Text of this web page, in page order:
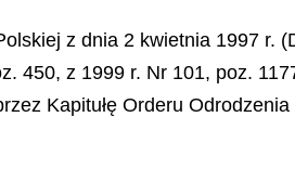
z dnia 2 kwietnia 1997 r.
450, z 1999 r. Nr 101, poz.
Kapitułę Orderu